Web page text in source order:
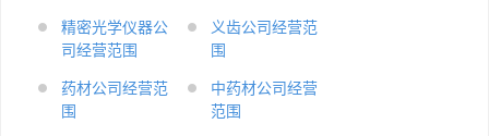
精密光学仪器公
司经营范围
义齿公司经营范
围
药材公司经营范
围
中药材公司经营
范围